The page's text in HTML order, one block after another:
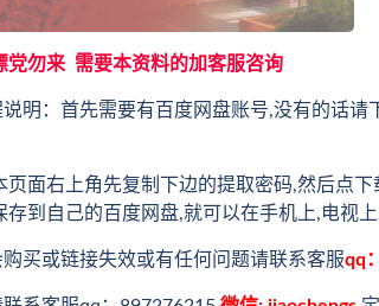
党勿来 需要本资料的加客服咨询
说明：首先需要有百度网盘账号,没有的话
页面右上角先复制下边的提取密码,然后点
存到自己的百度网盘,就可以在手机上,电视
买或链接失效或有任何问题请联系客服qq